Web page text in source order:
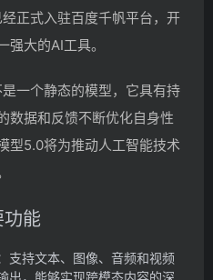
正式入驻百度千帆平台，开
大的AI工具。
一个静态的模型，它具有持
数据和反馈不断优化自身性
型5.0将为推动人工智能技术
功能
支持文本、图像、音频和视频
出，能够实现跨模态内容的深